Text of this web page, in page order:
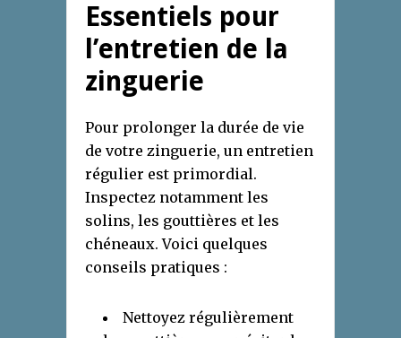
Essentiels pour
l’entretien de la
zinguerie
Pour prolonger la durée de vie
de votre zinguerie, un entretien
régulier est primordial.
Inspectez notamment les
solins, les gouttières et les
chéneaux. Voici quelques
conseils pratiques :
Nettoyez régulièrement